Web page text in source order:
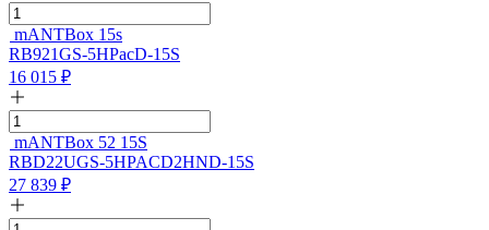
mANTBox 15s
RB921GS-5HPacD-15S
16 015 ₽
mANTBox 52 15S
RBD22UGS-5HPACD2HND-15S
27 839 ₽